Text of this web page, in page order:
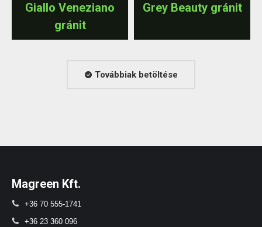
Giallo Veneziano
gránit
Grey Beauty gránit
Továbbiak betöltése
Magreen Kft.
+36 70 555-1741
+36 23 360 096